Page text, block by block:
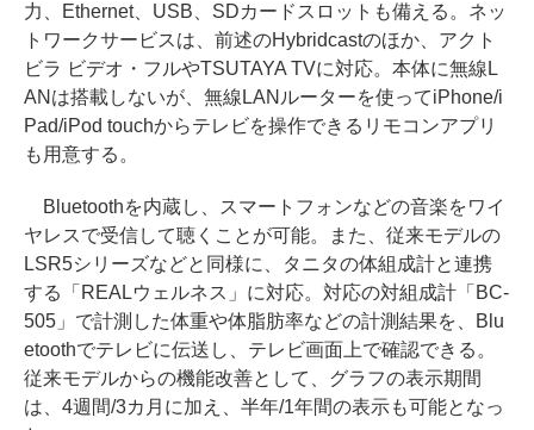
力、Ethernet、USB、SDカードスロットも備える。ネッ
トワークサービスは、前述のHybridcastのほか、アクト
ビラ ビデオ・フルやTSUTAYA TVに対応。本体に無線L
ANは搭載しないが、無線LANルーターを使ってiPhone/i
Pad/iPod touchからテレビを操作できるリモコンアプリ
も用意する。
Bluetoothを内蔵し、スマートフォンなどの音楽をワイ
ヤレスで受信して聴くことが可能。また、従来モデルの
LSR5シリーズなどと同様に、タニタの体組成計と連携
する「REALウェルネス」に対応。対応の対組成計「BC-
505」で計測した体重や体脂肪率などの計測結果を、Blu
etoothでテレビに伝送し、テレビ画面上で確認できる。
従来モデルからの機能改善として、グラフの表示期間
は、4週間/3カ月に加え、半年/1年間の表示も可能となっ